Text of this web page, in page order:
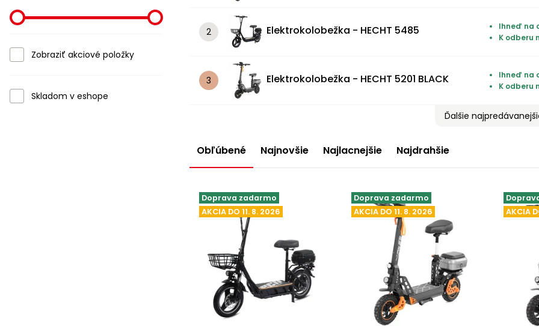
Elektrokolobežka - HECHT 5485
Ihneď na
K odberu
Elektrokolobežka - HECHT 5201 BLACK
Ihneď na
K odberu
Ďalšie
Zobraziť akciové položky
Skladom v eshope
Obľúbené Najnovšie Najlacnejšie Najdrahšie
Doprava zadarmo
AKCIA DO 11. 8. 2026
Doprava zadarmo
AKCIA DO 11. 8. 2026
AKCIA